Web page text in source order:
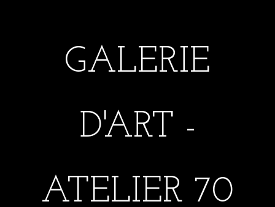
GALERIE
D'ART -
ATELIER 70